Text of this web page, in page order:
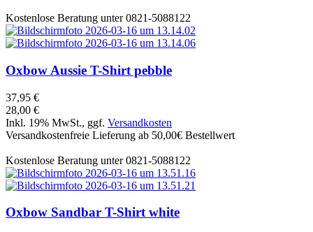
Kostenlose Beratung unter 0821-5088122
Oxbow Aussie T-Shirt pebble
37,95 €
28,00 €
Inkl. 19% MwSt., ggf. Versandkosten
Versandkostenfreie Lieferung ab 50,00€ Bestellwert
Kostenlose Beratung unter 0821-5088122
Oxbow Sandbar T-Shirt white